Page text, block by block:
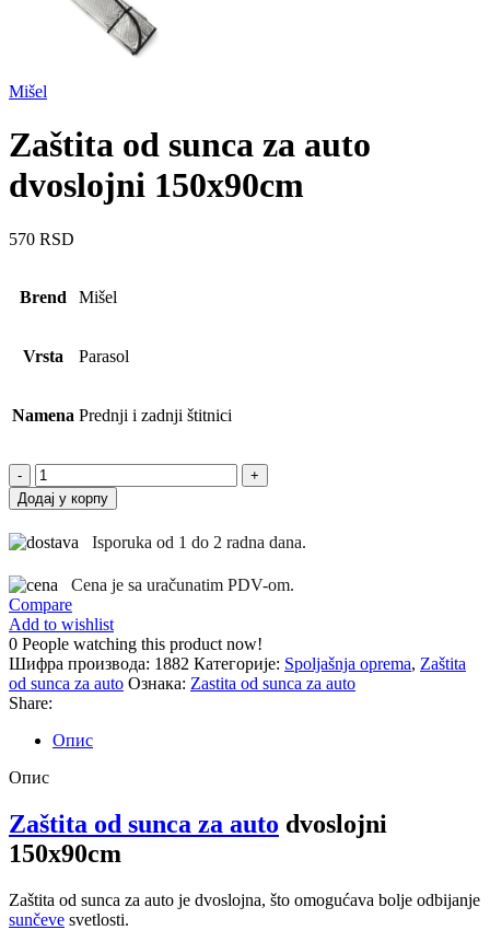
Mišel
Zaštita od sunca za auto
dvoslojni 150x90cm
570 RSD
Brend Mišel
Vrsta Parasol
Namena Prednji i zadnji štitnici
Zaštita
od
sunca
auto
150x90cm
количина
Додај у корпу
Isporuka od 1 do 2 radna dana.
Cena je sa uračunatim PDV-om.
Compare
Add to wishlist
0 People watching this product now!
Шифра производа: 1882 Категорије: Spoljašnja oprema, Zaštita
od sunca za auto Ознака: Zastita od sunca za auto
Share:
Опис
Опис
Zaštita od sunca za auto dvoslojni
150x90cm
Zaštita od sunca za auto je dvoslojna, što omogućava bolje odbijanje
sunčeve svetlosti.